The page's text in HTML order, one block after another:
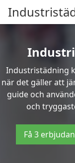
Industristädning
när det gäller att
guide och
och
Få 3